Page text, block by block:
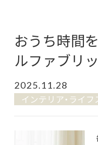
おうち時間
ルファブリ
2025.11.28
インテリア・ライ